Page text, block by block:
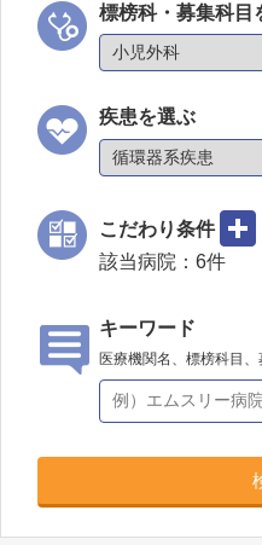
標榜科・募集科目
疾患を選ぶ
こだわり条件
該当病院： 6件
キーワード
医療機関名、標榜科目